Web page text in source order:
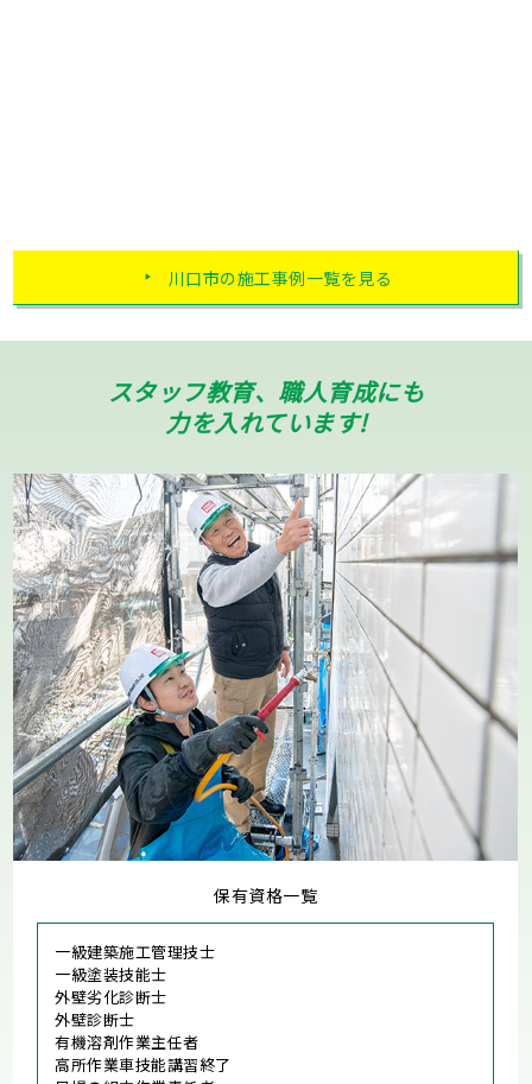
川口市の施工事例一覧を見る
スタッフ教育、職人育成にも
力を入れています!
保有資格一覧
一級建築施工管理技士
一級塗装技能士
外壁劣化診断士
外壁診断士
有機溶剤作業主任者
高所作業車技能講習終了